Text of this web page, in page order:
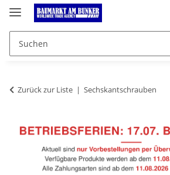
Zurück zur Liste Sechskantschrauben